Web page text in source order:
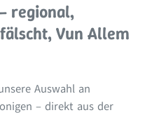
regional,
Vun Allem
Auswahl an
– direkt aus der